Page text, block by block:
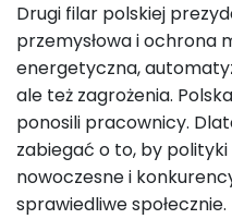
Drugi filar polskiej
przemysłowa i ochrona
energetyczna,
ale też zagrożenia.
ponosili pracownicy.
zabiegać o to, by polityki
nowoczesne i
sprawiedliwe społecznie.